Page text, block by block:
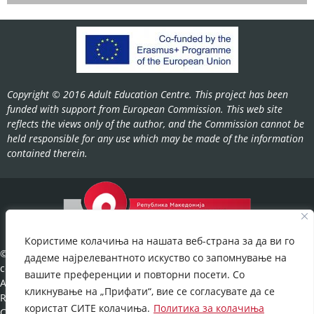
Користиме колачиња на нашата веб-страна за да ви го
дадеме најрелевантното искуство со запомнување на
вашите преференции и повторни посети. Со
кликнување на „Прифати“, вие се согласувате да се
користат СИТЕ колачиња. Политика за колачиња
Copyright © 2016 Adult Education Centre. This project has been
funded with support from European Commission. This web site
reflects the views only of the author, and the Commission cannot be
held responsible for any use which may be made of the information
contained therein.
©2022-
cov.gov.mk.
All Rights
Reserved.